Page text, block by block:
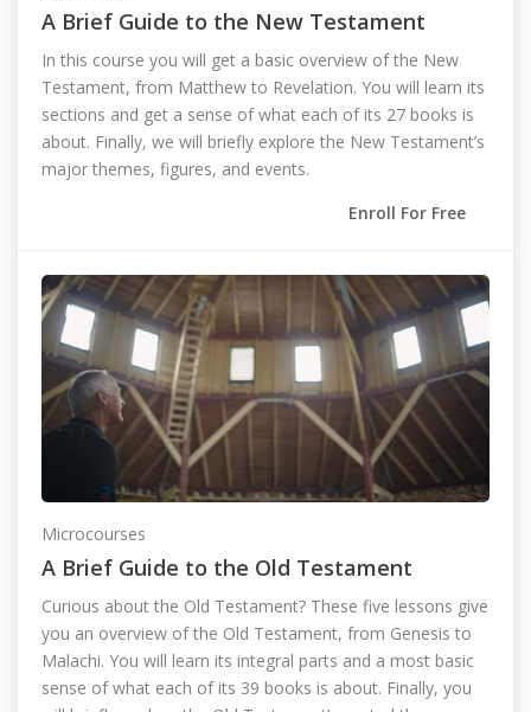
A Brief Guide to the New Testament
In this course you will get a basic overview of the New
Testament, from Matthew to Revelation. You will learn its
sections and get a sense of what each of its 27 books is
about. Finally, we will briefly explore the New Testament’s
major themes, figures, and events.
Enroll For Free
Microcourses
A Brief Guide to the Old Testament
Curious about the Old Testament? These five lessons give
you an overview of the Old Testament, from Genesis to
Malachi. You will learn its integral parts and a most basic
sense of what each of its 39 books is about. Finally, you